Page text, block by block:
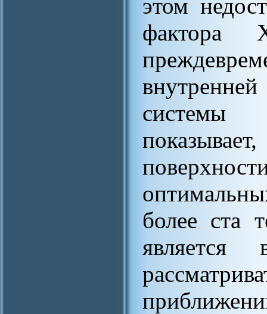
этом
фактора
системы
более ста
является